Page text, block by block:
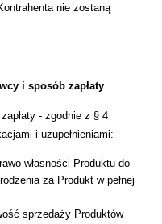
nie zostaną
i sposób zapłaty
- zgodnie z § 4
i uzupełnieniami:
własności Produktu do
za Produkt w pełnej
sprzedaży Produktów